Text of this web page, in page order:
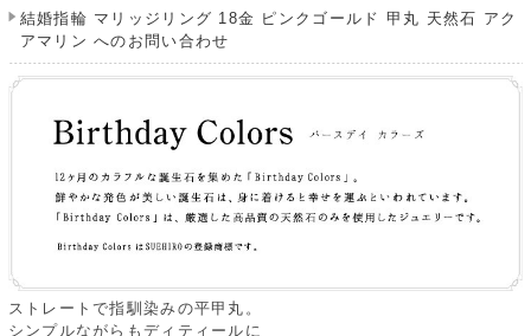
結婚指輪 マリッジリング 18金 ピンクゴールド 甲丸 天然石 アク
アマリン へのお問い合わせ
ストレートで指馴染みの平甲丸。
シンプルながらもディティールに